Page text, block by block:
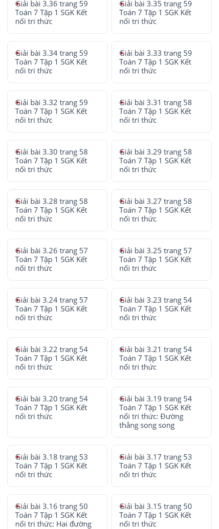
Giải bài 3.36 trang 59
Toán 7 Tập 1 SGK Kết
nối tri thức
Giải bài 3.35 trang 59
Toán 7 Tập 1 SGK Kết
nối tri thức
Giải bài 3.34 trang 59
Toán 7 Tập 1 SGK Kết
nối tri thức
Giải bài 3.33 trang 59
Toán 7 Tập 1 SGK Kết
nối tri thức
Giải bài 3.32 trang 59
Toán 7 Tập 1 SGK Kết
nối tri thức
Giải bài 3.31 trang 58
Toán 7 Tập 1 SGK Kết
nối tri thức
Giải bài 3.30 trang 58
Toán 7 Tập 1 SGK Kết
nối tri thức
Giải bài 3.29 trang 58
Toán 7 Tập 1 SGK Kết
nối tri thức
Giải bài 3.28 trang 58
Toán 7 Tập 1 SGK Kết
nối tri thức
Giải bài 3.27 trang 58
Toán 7 Tập 1 SGK Kết
nối tri thức
Giải bài 3.26 trang 57
Toán 7 Tập 1 SGK Kết
nối tri thức
Giải bài 3.25 trang 57
Toán 7 Tập 1 SGK Kết
nối tri thức
Giải bài 3.24 trang 57
Toán 7 Tập 1 SGK Kết
nối tri thức
Giải bài 3.23 trang 54
Toán 7 Tập 1 SGK Kết
nối tri thức
Giải bài 3.22 trang 54
Toán 7 Tập 1 SGK Kết
nối tri thức
Giải bài 3.21 trang 54
Toán 7 Tập 1 SGK Kết
nối tri thức
Giải bài 3.20 trang 54
Toán 7 Tập 1 SGK Kết
nối tri thức
Giải bài 3.19 trang 54
Toán 7 Tập 1 SGK Kết
nối tri thức: Đường
thẳng song song
Giải bài 3.18 trang 53
Toán 7 Tập 1 SGK Kết
nối tri thức
Giải bài 3.17 trang 53
Toán 7 Tập 1 SGK Kết
nối tri thức
Giải bài 3.16 trang 50
Toán 7 Tập 1 SGK Kết
nối tri thức: Hai đường
Giải bài 3.15 trang 50
Toán 7 Tập 1 SGK Kết
nối tri thức